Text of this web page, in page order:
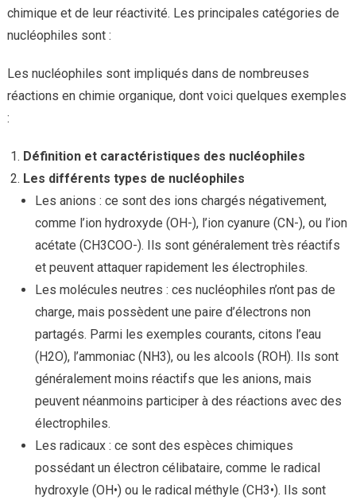
chimique et de leur réactivité. Les principales catégories de
nucléophiles sont :
Les nucléophiles sont impliqués dans de nombreuses
réactions en chimie organique, dont voici quelques exemples
:
Définition et caractéristiques des nucléophiles
Les différents types de nucléophiles
Les anions : ce sont des ions chargés négativement,
comme l’ion hydroxyde (OH-), l’ion cyanure (CN-), ou l’ion
acétate (CH3COO-). Ils sont généralement très réactifs
et peuvent attaquer rapidement les électrophiles.
Les molécules neutres : ces nucléophiles n’ont pas de
charge, mais possèdent une paire d’électrons non
partagés. Parmi les exemples courants, citons l’eau
(H2O), l’ammoniac (NH3), ou les alcools (ROH). Ils sont
généralement moins réactifs que les anions, mais
peuvent néanmoins participer à des réactions avec des
électrophiles.
Les radicaux : ce sont des espèces chimiques
possédant un électron célibataire, comme le radical
hydroxyle (OH•) ou le radical méthyle (CH3•). Ils sont